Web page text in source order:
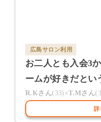
広島サロン利用
お二人とも入会3
ームが好きだとい
へ
R.Kさん( 33)×T.Mさん(
詳